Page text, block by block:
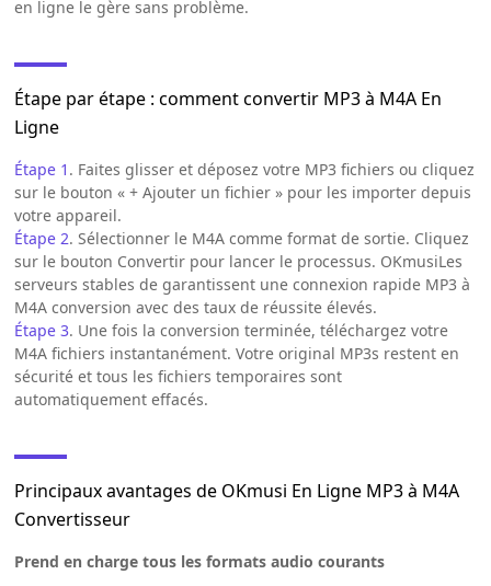
en ligne le gère sans problème.
Étape par étape : comment convertir MP3 à M4A En
Ligne
Étape 1 . Faites glisser et déposez votre MP3 fichiers ou cliquez
sur le bouton « + Ajouter un fichier » pour les importer depuis
votre appareil.
Étape 2. Sélectionner le M4A comme format de sortie. Cliquez
sur le bouton Convertir pour lancer le processus. OKmusiLes
serveurs stables de garantissent une connexion rapide MP3 à
M4A conversion avec des taux de réussite élevés.
Étape 3. Une fois la conversion terminée, téléchargez votre
M4A fichiers instantanément. Votre original MP3s restent en
sécurité et tous les fichiers temporaires sont
automatiquement effacés.
Principaux avantages de OKmusi En Ligne MP3 à M4A
Convertisseur
Prend en charge tous les formats audio courants